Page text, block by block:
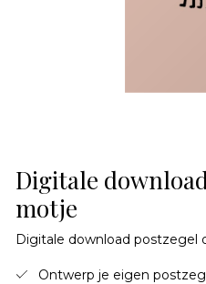
Digitale
motje
Digitale download postzegel
Ontwerp je eigen